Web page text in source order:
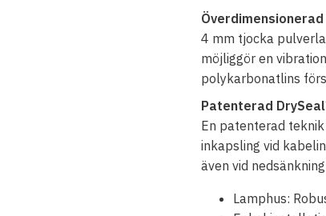
4 mm tjocka
möjliggör en
polykarbonatlins
Patenterad
En patenterad
inkapsling vid
även vid
Lamphus: